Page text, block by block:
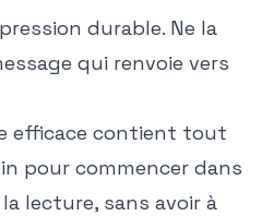
durable. Ne la
qui renvoie vers
efficace contient tout
pour commencer dans
lecture, sans avoir à